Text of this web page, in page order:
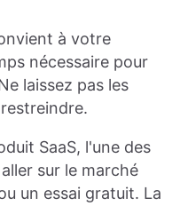
à votre
nécessaire pour
laissez pas les
SaaS, l'une des
sur le marché
un essai gratuit. La